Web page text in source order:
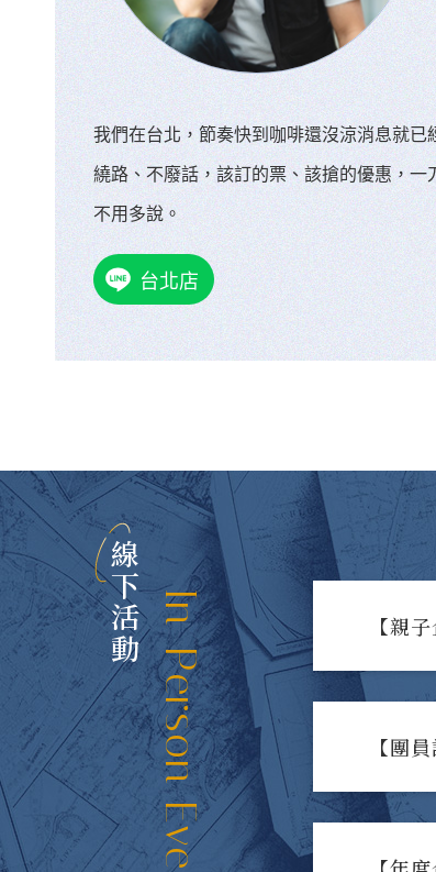
我們在台北，節奏快到咖啡還沒涼消息就
繞路、不廢話，該訂的票、該搶的優惠，
不用多說。
台北店
線下活動In-Person Events 【親
【團